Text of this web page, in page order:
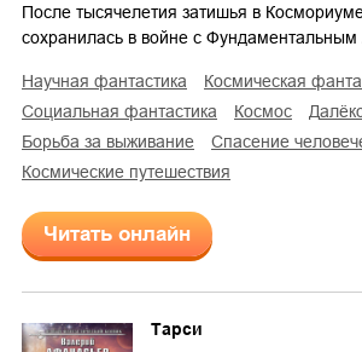
После тысячелетия затишья в
сохранилась в войне с Фундаментальным
научная фантастика
космическая
социальная фантастика
космос
борьба за выживание
спасение
космические путешествия
Читать онлайн
Тарси